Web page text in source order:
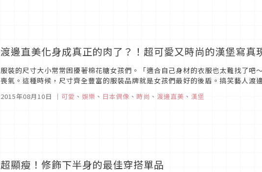
渡邊直美化身成真正的肉了？！超可愛又時尚的漢堡寫真
服裝的尺寸大小常常困擾著棉花糖女孩們。「適合自己身材的衣服也太難找了吧
喪氣。這種時候，尺寸齊全豐富的服裝品牌就是女孩們最好的後盾。搞笑藝人渡
2015年08月10日 ｜ 可愛 、 娛樂 、 日本偶像 、 時尚 、 渡邊直美 、 漢堡
超顯瘦！修飾下半身的最佳穿搭單品